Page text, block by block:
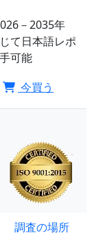
－2035年
て日本語レポ
可能
今買う
調査の場所